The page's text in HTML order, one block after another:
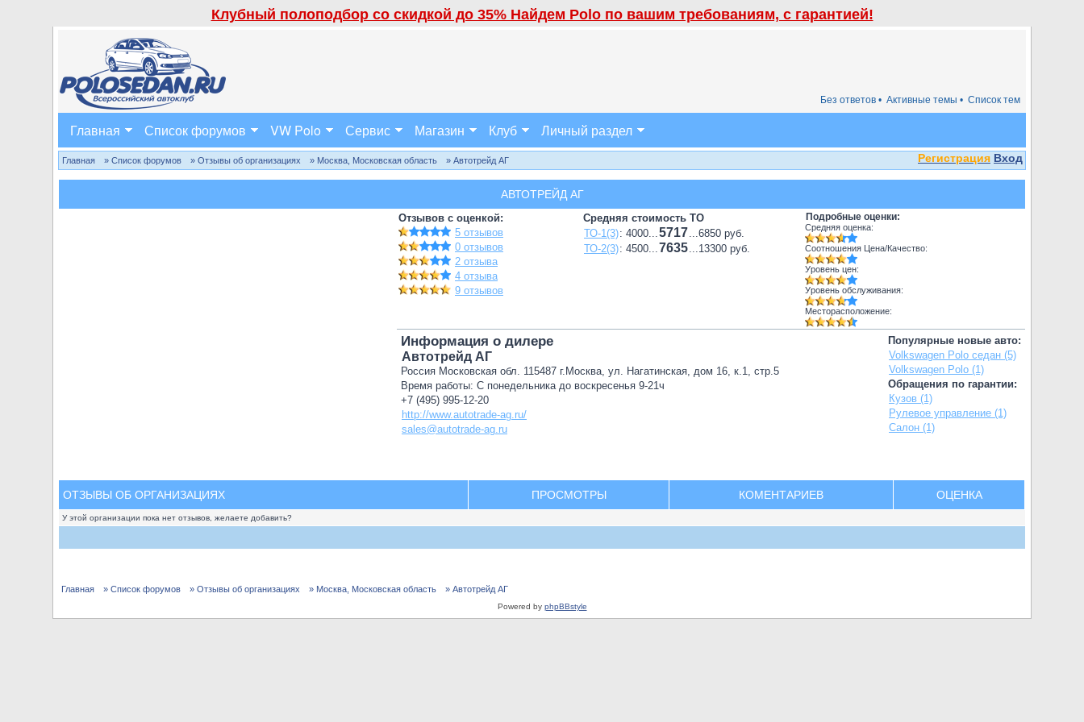
Клубный полоподбор со скидкой до 35% Найдем Polo по вашим требованиям, с гарантией!
Список тем
Активные темы •
Без ответов •
Главная Список форумов VW Polo Сервис Магазин Клуб Личный раздел
Регистрация Вход
Главная » Список форумов » Отзывы об организациях » Москва, Московская область » Автотрейд АГ
АВТОТРЕЙД АГ
Отзывов с оценкой:
5 отзывов
0 отзывов
2 отзыва
4 отзыва
9 отзывов
Средняя стоимость ТО
ТО-1(3): 4000...5717...6850 руб.
ТО-2(3): 4500...7635...13300 руб.
Подробные оценки:
Средняя оценка:
Соотношения Цена/Качество:
Уровень цен:
Уровень обслуживания:
Месторасположение:
Популярные новые авто:
Volkswagen Polo седан (5)
Volkswagen Polo (1)
Обращения по гарантии:
Кузов (1)
Рулевое управление (1)
Салон (1)
Информация о дилере
Автотрейд АГ
Россия Московская обл. 115487 г.Москва, ул. Нагатинская, дом 16, к.1, стр.5
Время работы: С понедельника до воскресенья 9-21ч
+7 (495) 995-12-20
http://www.autotrade-ag.ru/
sales@autotrade-ag.ru
ОТЗЫВЫ ОБ ОРГАНИЗАЦИЯХ ПРОСМОТРЫ КОМЕНТАРИЕВ ОЦЕНКА
У этой организации пока нет отзывов, желаете добавить?
Главная » Список форумов » Отзывы об организациях » Москва, Московская область » Автотрейд АГ
Powered by phpBBstyle